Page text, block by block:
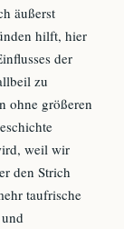
äußerst
hilft, hier
der
zu
ohne größeren
weil wir
den Strich
taufrische